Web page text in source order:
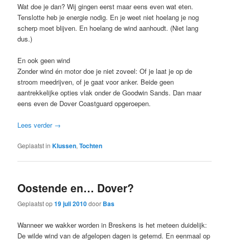
Wat doe je dan? Wij gingen eerst maar eens even wat eten.
Tenslotte heb je energie nodig. En je weet niet hoelang je nog
scherp moet blijven. En hoelang de wind aanhoudt. (Niet lang
dus.)
En ook geen wind
Zonder wind én motor doe je niet zoveel: Of je laat je op de
stroom meedrijven, of je gaat voor anker. Beide geen
aantrekkelijke opties vlak onder de Goodwin Sands. Dan maar
eens even de Dover Coastguard opgeroepen.
Lees verder →
Geplaatst in Klussen,Tochten
Oostende en… Dover?
Geplaatst op19 juli 2010door Bas
Wanneer we wakker worden in Breskens is het meteen duidelijk:
De wilde wind van de afgelopen dagen is getemd. En eenmaal op